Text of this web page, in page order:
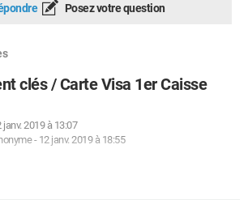
Posez votre question
clés / Carte Visa 1er Caisse
janv. 2019 à 13:07
- 12 janv. 2019 à 18:55